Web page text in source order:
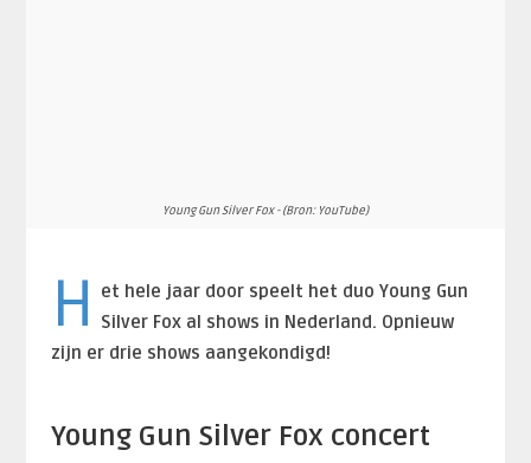
Young Gun Silver Fox - (Bron: YouTube)
H
et hele jaar door speelt het duo Young Gun
Silver Fox al shows in Nederland. Opnieuw
zijn er drie shows aangekondigd!
Young Gun Silver Fox concert